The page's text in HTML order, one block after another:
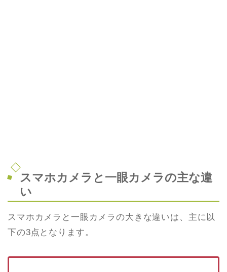
スマホカメラと一眼カメラの主な違
い
スマホカメラと一眼カメラの大きな違いは、主に以
下の3点となります。